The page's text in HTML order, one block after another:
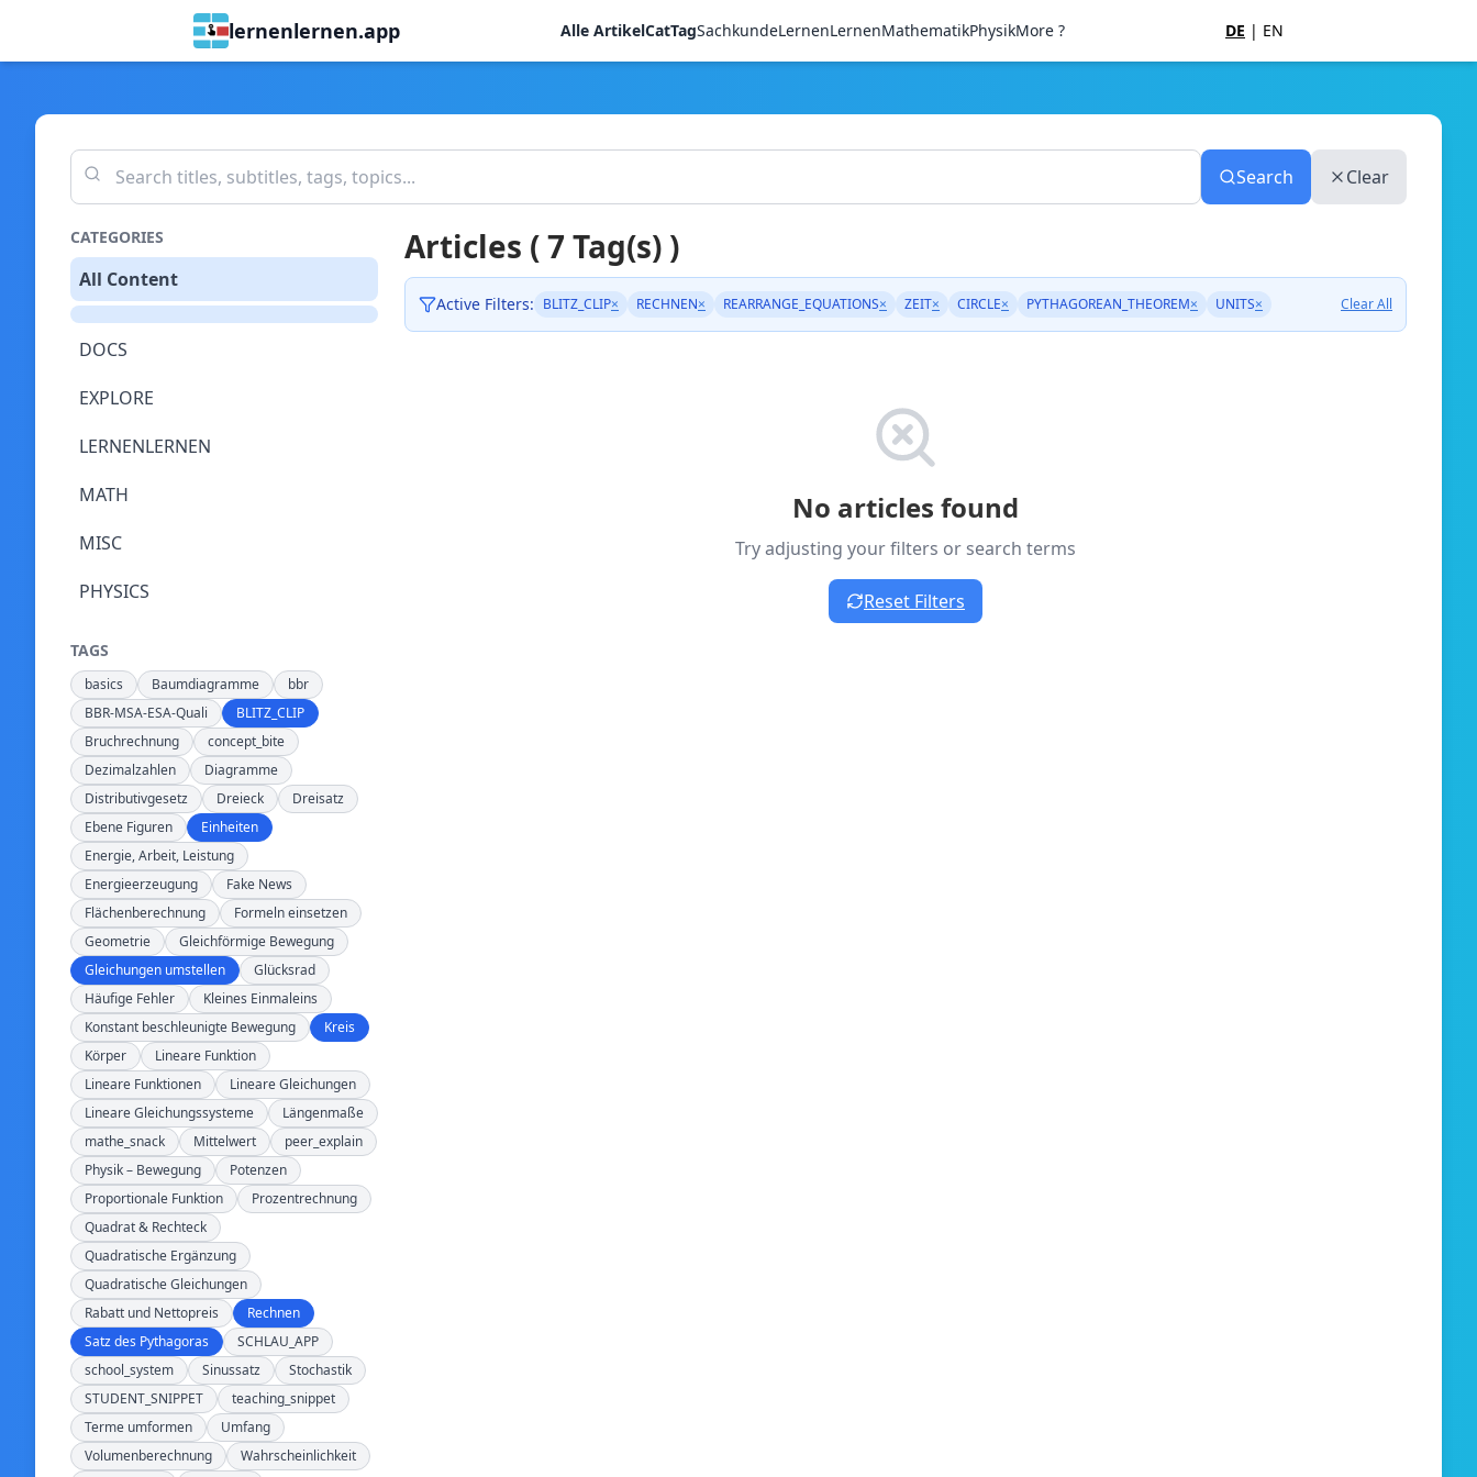
lernenlernen.app Alle ArtikelCatTagSachkundeLernenLernenMathematikPhysikMore ? DE | EN
Search Clear
CATEGORIES
All Content
DOCS
EXPLORE
LERNENLERNEN
MATH
MISC
PHYSICS
TAGS
basics Baumdiagramme
bbr
BBR-MSA-ESA-Quali
BLITZ_CLIP
Bruchrechnung
concept_bite
Dezimalzahlen
Diagramme
Distributivgesetz
Dreieck
Dreisatz
Ebene Figuren
Einheiten
Energie, Arbeit, Leistung
Energieerzeugung
Fake News
Flächenberechnung
Formeln einsetzen
Geometrie
Gleichförmige Bewegung
Gleichungen umstellen
Glücksrad
Häufige Fehler
Kleines Einmaleins
Konstant beschleunigte Bewegung
Kreis
Körper
Lineare Funktion
Lineare Funktionen
Lineare Gleichungen
Lineare Gleichungssysteme
Längenmaße
mathe_snack
Mittelwert
peer_explain
Physik – Bewegung
Potenzen
Proportionale Funktion
Prozentrechnung
Quadrat & Rechteck
Quadratische Ergänzung
Quadratische Gleichungen
Rabatt und Nettopreis
Rechnen
Satz des Pythagoras
SCHLAU_APP
school_system
Sinussatz
Stochastik
STUDENT_SNIPPET
teaching_snippet
Terme umformen
Umfang
Volumenberechnung
Wahrscheinlichkeit
Articles ( 7 Tag(s) )
Active Filters: BLITZ_CLIP× RECHNEN× REARRANGE_EQUATIONS× ZEIT× CIRCLE× PYTHAGOREAN_THEOREM× UNITS× Clear All
No articles found
Try adjusting your filters or search terms
Reset Filters